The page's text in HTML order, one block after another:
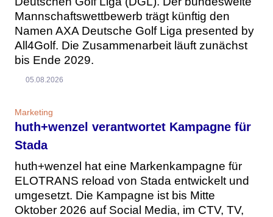
Mannschaftswettbewerb trägt künftig den
Namen AXA Deutsche Golf Liga presented by
All4Golf. Die Zusammenarbeit läuft zunächst
bis Ende 2029.
05.08.2026
Marketing
huth+wenzel verantwortet Kampagne für
Stada
huth+wenzel hat eine Markenkampagne für
ELOTRANS reload von Stada entwickelt und
umgesetzt. Die Kampagne ist bis Mitte
Oktober 2026 auf Social Media, im CTV, TV,